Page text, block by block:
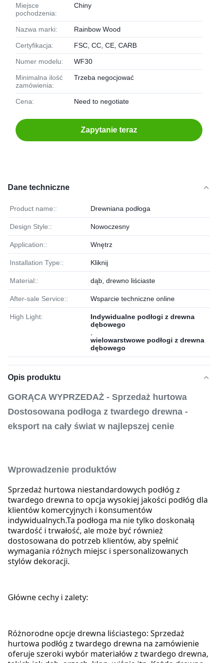
Miejsce
pochodzenia:
Chiny
Nazwa marki: Rainbow Wood
Certyfikacja: FSC, CC, CE, CARB
Numer modelu: WF30
Minimalna ilość
zamówienia:
Trzeba negocjować
Cena: Need to negotiate
Zapytanie teraz
Dane techniczne
Product name:: Drewniana podłoga
Design Style:: Nowoczesny
Application:: Wnętrz
Installation Type:: Kliknij
Material:: dąb, drewno liściaste
After-sale Service:: Wsparcie techniczne online
High Light:
Indywidualne podłogi z drewna
dębowego
wielowarstwowe podłogi z drewna
dębowego
Opis produktu
GORĄCA WYPRZEDAŻ - Sprzedaż hurtowa
Dostosowana podłoga z twardego drewna -
eksport na cały świat w najlepszej cenie
Wprowadzenie produktów
Sprzedaż hurtowa niestandardowych podłóg z
twardego drewna to opcja wysokiej jakości podłóg dla
klientów komercyjnych i konsumentów
indywidualnych.Ta podłoga ma nie tylko doskonałą
twardość i trwałość, ale może być również
dostosowana do potrzeb klientów, aby spełnić
wymagania różnych miejsc i spersonalizowanych
stylów dekoracji.
Główne cechy i zalety:
Różnorodne opcje drewna liściastego: Sprzedaż
hurtowa podłóg z twardego drewna na zamówienie
oferuje szeroki wybór materiałów z twardego drewna,